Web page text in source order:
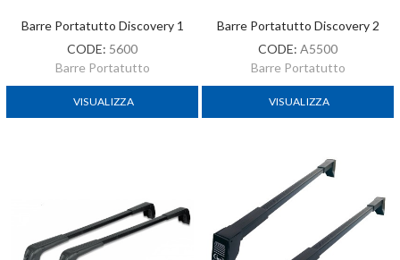
Barre Portatutto Discovery 1
CODE: 5600
Barre Portatutto
VISUALIZZA
Barre Portatutto Discovery 2
CODE: A5500
Barre Portatutto
VISUALIZZA